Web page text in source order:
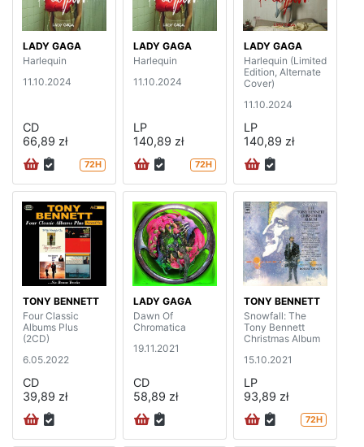
LADY GAGA
Harlequin
11.10.2024
CD
66,89 zł
72H
LADY GAGA
Harlequin
11.10.2024
LP
140,89 zł
72H
LADY GAGA
Harlequin (Limited
Edition, Alternate
Cover)
11.10.2024
LP
140,89 zł
TONY BENNETT
Four Classic
Albums Plus
(2CD)
6.05.2022
CD
39,89 zł
LADY GAGA
Dawn Of
Chromatica
19.11.2021
CD
58,89 zł
TONY BENNETT
Snowfall: The
Tony Bennett
Christmas Album
15.10.2021
LP
93,89 zł
72H